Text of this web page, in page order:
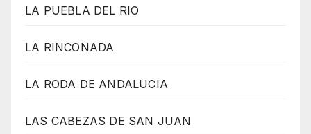
LA PUEBLA DEL RIO
LA RINCONADA
LA RODA DE ANDALUCIA
LAS CABEZAS DE SAN JUAN